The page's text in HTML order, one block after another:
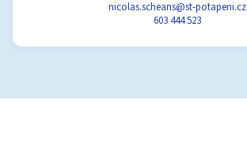
nicolas.scheans@st-potapeni.cz
603 444 523